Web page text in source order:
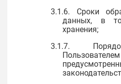
3.1.6. Сроки
данных, в
хранения;
3.1.7.